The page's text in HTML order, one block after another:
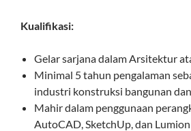
Kualifikasi:
Gelar sarjana dalam Arsitektur
Minimal 5 tahun pengalaman
industri konstruksi bangunan
Mahir dalam penggunaan
AutoCAD, SketchUp, dan